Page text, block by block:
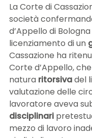
La Corte di
società
d’Appello di
licenziamento di un
Cassazione ha
Corte d’Appello,
natura ritorsivadel
valutazione delle
lavoratore aveva
disciplinari
mezzo di lavoro